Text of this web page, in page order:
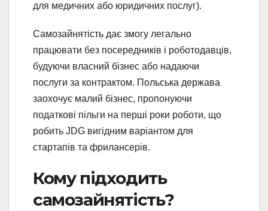
для медичних або юридичних послуг).
Самозайнятість дає змогу легально
працювати без посередників і роботодавців,
будуючи власний бізнес або надаючи
послуги за контрактом. Польська держава
заохочує малий бізнес, пропонуючи
податкові пільги на перші роки роботи, що
робить JDG вигідним варіантом для
стартапів та фрилансерів.
Кому підходить
самозайнятість?